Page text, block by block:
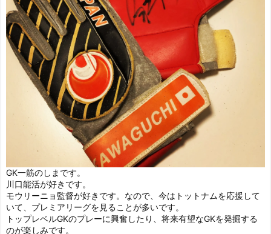
GK一筋のしまです。
川口能活が好きです。
モウリーニョ監督が好きです。なので、今はトットナムを応援して
いて、プレミアリーグを見ることが多いです。
トップレベルGKのプレーに興奮したり、将来有望なGKを発掘する
のが楽しみです。